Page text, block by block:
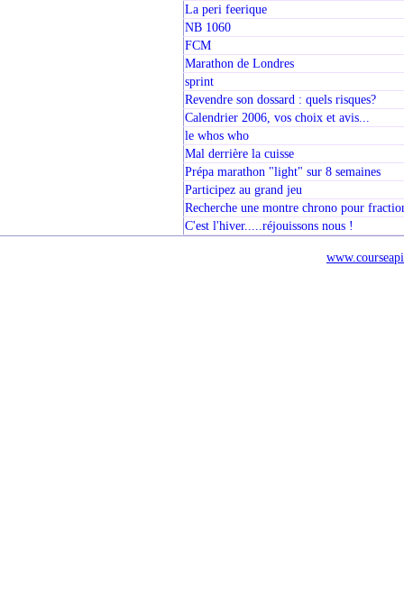
La peri feerique
NB 1060
FCM
Marathon de Londres
sprint
Revendre son dossard : quels risques?
Calendrier 2006, vos choix et avis...
le whos who
Mal derrière la cuisse
Prépa marathon "light" sur 8 semaines
Participez au grand jeu
Recherche une montre chrono pour
C'est l'hiver.....réjouissons nous !